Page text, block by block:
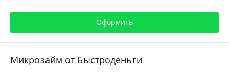
Оформить
Микрозайм от Быстроденьги